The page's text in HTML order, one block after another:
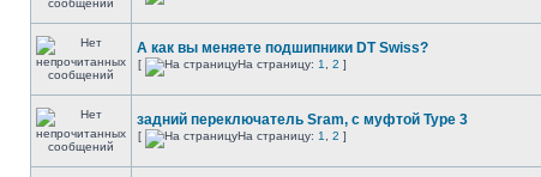
А как вы меняете подшипники DT Swiss?
[ На страницу: 1 2 ]
задний переключатель Sram, с муфтой Type 3
[ На страницу: 1 2 ]